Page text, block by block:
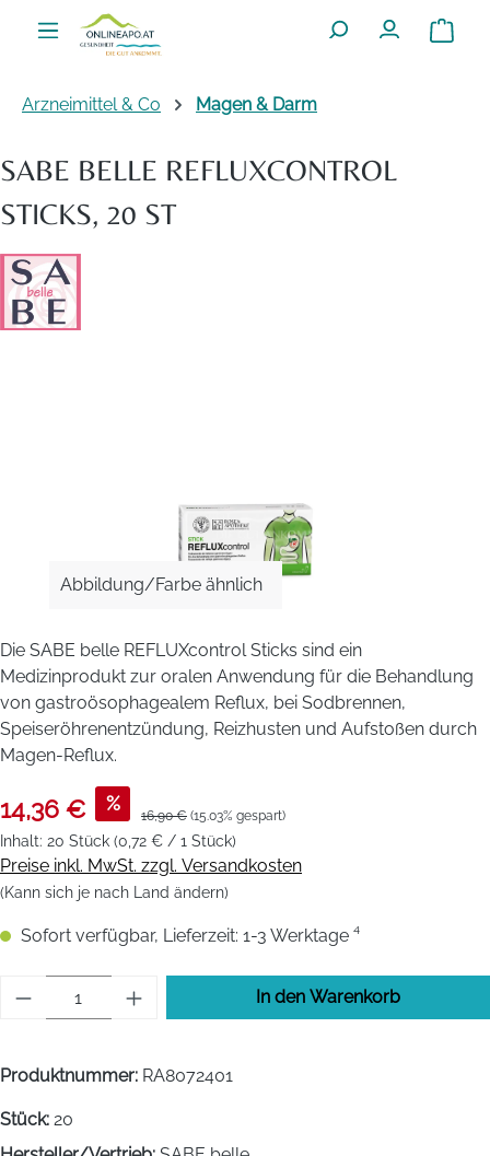
Zum Hauptinhalt springen
Arzneimittel & Co Magen & Darm
SABE BELLE REFLUXCONTROL
STICKS, 20 ST
Abbildung/Farbe ähnlich
Die SABE belle REFLUXcontrol Sticks sind ein
Medizinprodukt zur oralen Anwendung für die Behandlung
von gastroösophagealem Reflux, bei Sodbrennen,
Speiseröhrenentzündung, Reizhusten und Aufstoßen durch
Magen-Reflux.
14,36 € %
16,90 € (15.03% gespart)
Inhalt: 20 Stück (0,72 € / 1 Stück)
Preise inkl. MwSt. zzgl. Versandkosten
(Kann sich je nach Land ändern)
Sofort verfügbar, Lieferzeit: 1-3 Werktage ⁴
Produkt Anzahl: Gib den gewünschten
In den Warenkorb
Produktnummer: RA8072401
Stück: 20